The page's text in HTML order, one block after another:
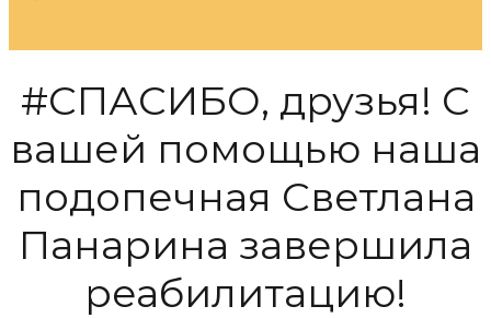
#СПАСИБО, друзья! С
вашей помощью наша
подопечная Светлана
Панарина завершила
реабилитацию!